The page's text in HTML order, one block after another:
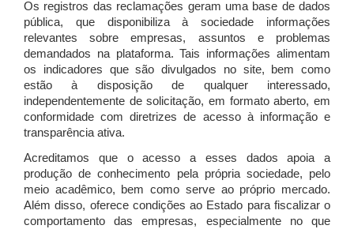
Os registros das reclamações geram uma base de dados
pública, que disponibiliza à sociedade informações
relevantes sobre empresas, assuntos e problemas
demandados na plataforma. Tais informações alimentam
os indicadores que são divulgados no site, bem como
estão à disposição de qualquer interessado,
independentemente de solicitação, em formato aberto, em
conformidade com diretrizes de acesso à informação e
transparência ativa.
Acreditamos que o acesso a esses dados apoia a
produção de conhecimento pela própria sociedade, pelo
meio acadêmico, bem como serve ao próprio mercado.
Além disso, oferece condições ao Estado para fiscalizar o
comportamento das empresas, especialmente no que